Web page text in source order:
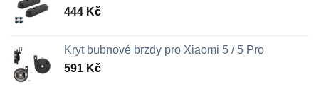
444 Kč
Kryt bubnové brzdy pro Xiaomi 5 / 5 Pro
591 Kč